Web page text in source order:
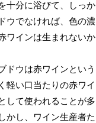
十分に浴びて、しっか
ウでなければ、色の濃
ワインは生まれないか
ドウは赤ワインという
軽い口当たりの赤ワイ
して使われることが多
かし、ワイン生産者た